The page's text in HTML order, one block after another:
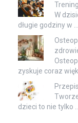
W
długie godziny w …
zyskuje coraz
dzieci to nie tylko